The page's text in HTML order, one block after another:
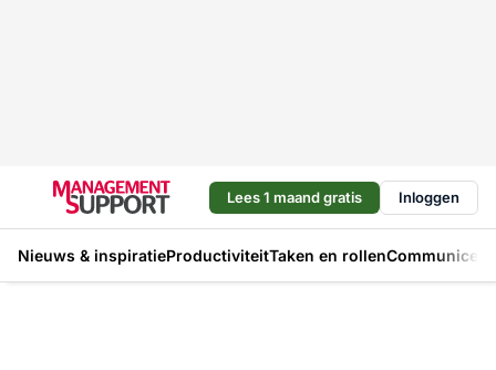
Lees 1 maand gratis Inloggen
Nieuws & inspiratieProductiviteitTaken en rollen